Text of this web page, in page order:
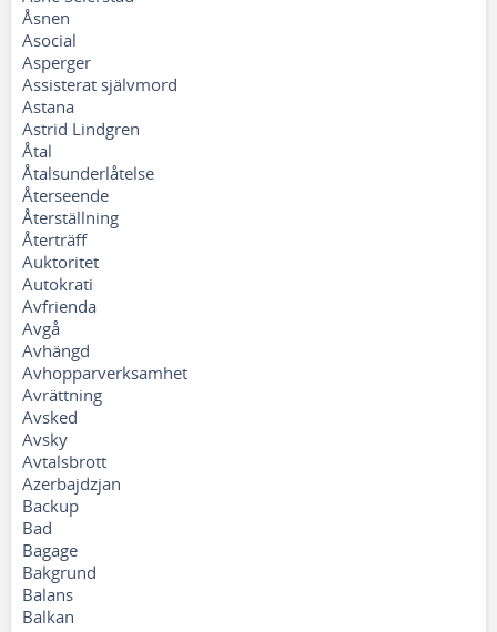
Åsnen
Asocial
Asperger
Assisterat självmord
Astana
Astrid Lindgren
Åtal
Åtalsunderlåtelse
Återseende
Återställning
Återträff
Auktoritet
Autokrati
Avfrienda
Avgå
Avhängd
Avhopparverksamhet
Avrättning
Avsked
Avsky
Avtalsbrott
Azerbajdzjan
Backup
Bad
Bagage
Bakgrund
Balans
Balkan